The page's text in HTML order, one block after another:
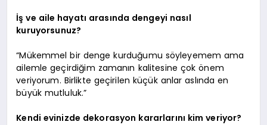
İş ve aile hayatı arasında dengeyi nasıl
kuruyorsunuz?
“Mükemmel bir denge kurduğumu söyleyemem ama
ailemle geçirdiğim zamanın kalitesine çok önem
veriyorum. Birlikte geçirilen küçük anlar aslında en
büyük mutluluk.”
Kendi evinizde dekorasyon kararlarını kim veriyor?